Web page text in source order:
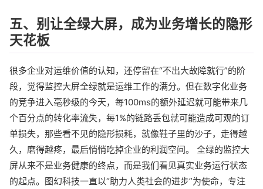
五、别让全绿大屏，成为业务增长的隐形
天花板
很多企业对运维价值的认知，还停留在“不出大故障就行”的阶
段，觉得监控大屏全绿就是运维工作的满分。但在数字化业务
的竞争进入毫秒级的今天，每100ms的额外延迟就可能带来几
个百分点的转化率流失，每1%的链路丢包就可能造成可观的订
单损失，那些看不见的隐形损耗，就像鞋子里的沙子，走得越
久，磨得越疼，最后悄悄吃掉企业的利润空间。 全绿的监控大
屏从来不是业务健康的终点，而是我们看见真实业务运行状态
的起点。图幻科技一直以“助力人类社会的进步”为使命，专注